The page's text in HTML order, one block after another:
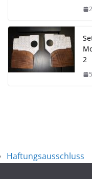
2
Haftungsausschluss